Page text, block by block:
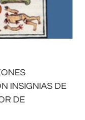
INSIGNIAS DE
DE